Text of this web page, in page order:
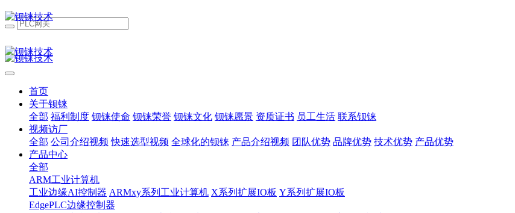
首页
关于钡铼
全部 福利制度 钡铼使命 钡铼荣誉 钡铼文化 钡铼愿景 资质证书 员工生活 联系钡铼
视频访厂
全部 公司介绍视频 快速选型视频 全球化的钡铼 产品介绍视频 团队优势 品牌优势 技术优势 产品优势
产品中心
全部
ARM工业计算机
工业边缘AI控制器 ARMxy系列工业计算机 X系列扩展IO板 Y系列扩展IO板
EdgePLC边缘控制器